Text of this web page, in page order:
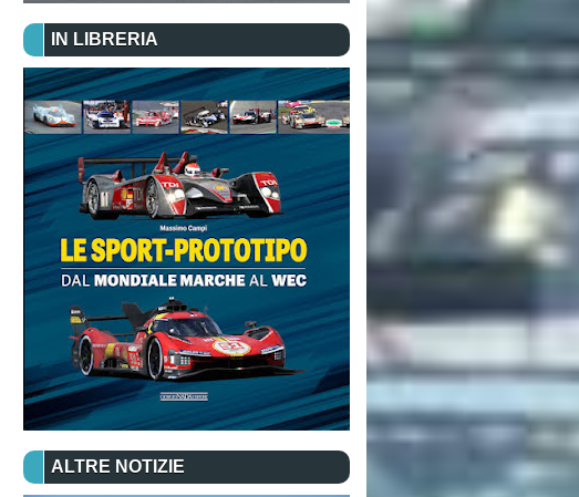
IN LIBRERIA
ALTRE NOTIZIE